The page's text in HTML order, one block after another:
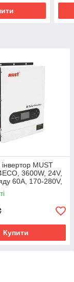
MUST
3600W, 24V,
60A, 170-280V,
30-320 Vdc)
Купити